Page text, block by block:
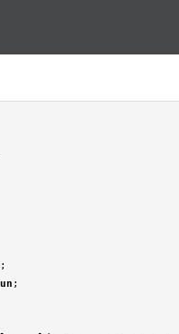
;
un ;